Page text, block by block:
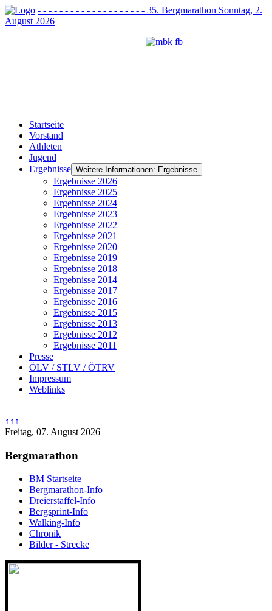
- - - - - - - - - - - - - - - - - - - - 35. Bergmarathon Sonntag, 2.
August 2026
Startseite
Vorstand
Athleten
Jugend
Ergebnisse Weitere Informationen: Ergebnisse
Ergebnisse 2026
Ergebnisse 2025
Ergebnisse 2024
Ergebnisse 2023
Ergebnisse 2022
Ergebnisse 2021
Ergebnisse 2020
Ergebnisse 2019
Ergebnisse 2018
Ergebnisse 2014
Ergebnisse 2017
Ergebnisse 2016
Ergebnisse 2015
Ergebnisse 2013
Ergebnisse 2012
Ergebnisse 2011
Presse
ÖLV / STLV / ÖTRV
Impressum
Weblinks
↑↑↑
Freitag, 07. August 2026
Bergmarathon
BM Startseite
Bergmarathon-Info
Dreierstaffel-Info
Bergsprint-Info
Walking-Info
Chronik
Bilder - Strecke